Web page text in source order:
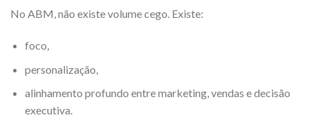
No ABM, não existe volume cego. Existe:
foco,
personalização,
alinhamento profundo entre marketing, vendas e decisão
executiva.